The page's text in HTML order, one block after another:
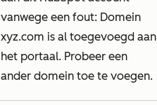
vanwege een fout: Domein
xyz.com is al toegevoegd aan
het portaal. Probeer een
ander domein toe te voegen.